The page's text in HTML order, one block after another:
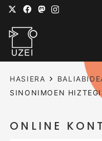
HASIERA
SINONIMOEN
ONLINE